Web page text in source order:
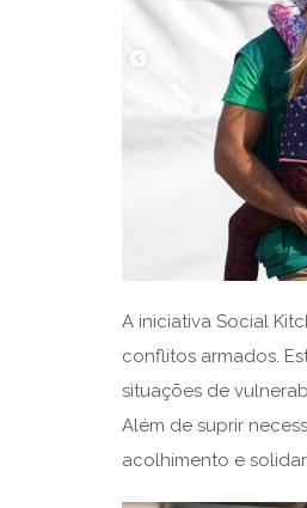
A iniciativa Social
conflitos armados.
situações de
Além de suprir
acolhimento e